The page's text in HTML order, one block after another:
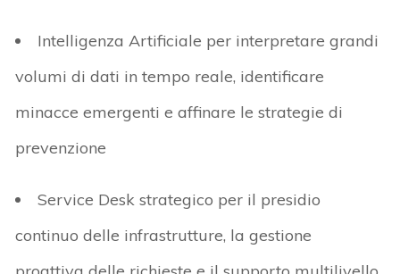
Intelligenza Artificiale per interpretare grandi
volumi di dati in tempo reale, identificare
minacce emergenti e affinare le strategie di
prevenzione
Service Desk strategico per il presidio
continuo delle infrastrutture, lagestione